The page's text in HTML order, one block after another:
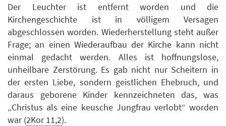
Der Leuchter ist entfernt worden und die
Kirchengeschichte ist in völligem Versagen
abgeschlossen worden. Wiederherstellung steht außer
Frage; an einen Wiederaufbau der Kirche kann nicht
einmal gedacht werden. Alles ist hoffnungslose,
unheilbare Zerstörung. Es gab nicht nur Scheitern in
der ersten Liebe, sondern geistlichen Ehebruch, und
daraus geborene Kinder kennzeichneten das, was
„Christus als eine keusche Jungfrau verlobt“ worden
war (2Kor 11,2).